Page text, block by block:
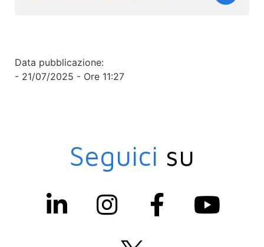
Data pubblicazione:
- 21/07/2025 - Ore 11:27
Seguici su